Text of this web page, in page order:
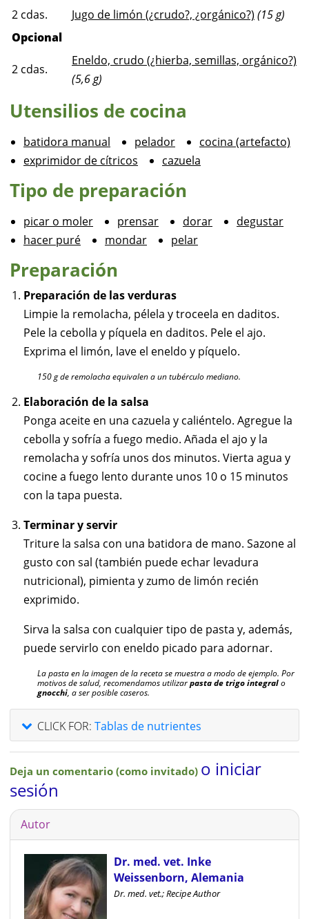
2 cdas. Jugo de limón (¿crudo?, ¿orgánico?) (15 g)
Opcional
2 cdas.
Eneldo, crudo (¿hierba, semillas, orgánico?)
(5,6 g)
Utensilios de cocina
batidora manual pelador
cocina (artefacto)
exprimidor de cítricos
cazuela
Tipo de preparación
picar o moler prensar dorar
degustar
hacer puré
mondar pelar
Preparación
Preparación de las verduras
Limpie la remolacha, pélela y troceela en daditos.
Pele la cebolla y píquela en daditos. Pele el ajo.
Exprima el limón, lave el eneldo y píquelo.
150 g de remolacha equivalen a un tubérculo mediano.
Elaboración de la salsa
Ponga aceite en una cazuela y caliéntelo. Agregue la
cebolla y sofría a fuego medio. Añada el ajo y la
remolacha y sofría unos dos minutos. Vierta agua y
cocine a fuego lento durante unos 10 o 15 minutos
con la tapa puesta.
Terminar y servir
Triture la salsa con una batidora de mano. Sazone al
gusto con sal (también puede echar levadura
nutricional), pimienta y zumo de limón recién
exprimido.
Sirva la salsa con cualquier tipo de pasta y, además,
puede servirlo con eneldo picado para adornar.
La pasta en la imagen de la receta se muestra a modo de ejemplo. Por
motivos de salud, recomendamos utilizarpasta de trigo integralo
gnocchi, a ser posible caseros.
CLICK FOR: Tablas de nutrientes
Deja un comentario (como invitado) o iniciar
sesión
Autor
Dr. med. vet. Inke
Weissenborn, Alemania
Dr. med. vet.; Recipe Author